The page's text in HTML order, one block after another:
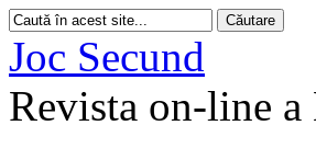
Joc Secund
Revista on-line